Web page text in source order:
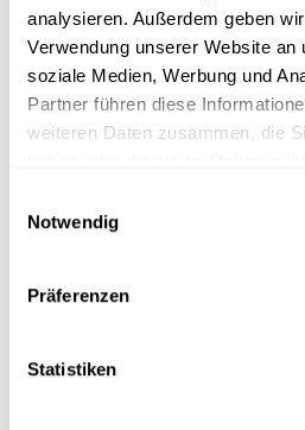
analysieren. Außerdem geben
Verwendung unserer Website an
soziale Medien, Werbung und
Partner führen diese
weiteren Daten zusammen, die
Notwendig
Präferenzen
Statistiken
Forschung in Luxemburg
VORHERSAGE FÜR VOICE OVER IP
Internet-Telefonie